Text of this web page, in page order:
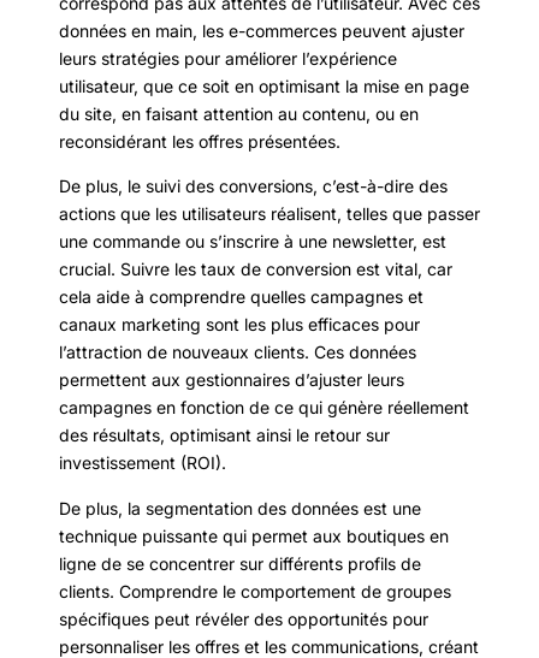
données en main, les e-commerces peuvent ajuster
leurs stratégies pour améliorer l’expérience
utilisateur, que ce soit en optimisant la mise en page
du site, en faisant attention au contenu, ou en
reconsidérant les offres présentées.
De plus, le suivi des conversions, c’est-à-dire des
actions que les utilisateurs réalisent, telles que passer
une commande ou s’inscrire à une newsletter, est
crucial. Suivre les taux de conversion est vital, car
cela aide à comprendre quelles campagnes et
canaux marketing sont les plus efficaces pour
l’attraction de nouveaux clients. Ces données
permettent aux gestionnaires d’ajuster leurs
campagnes en fonction de ce qui génère réellement
des résultats, optimisant ainsi le retour sur
investissement (ROI).
De plus, la segmentation des données est une
technique puissante qui permet aux boutiques en
ligne de se concentrer sur différents profils de
clients. Comprendre le comportement de groupes
spécifiques peut révéler des opportunités pour
personnaliser les offres et les communications, créant